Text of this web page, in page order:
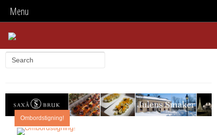
Menu
Ombordstigning!